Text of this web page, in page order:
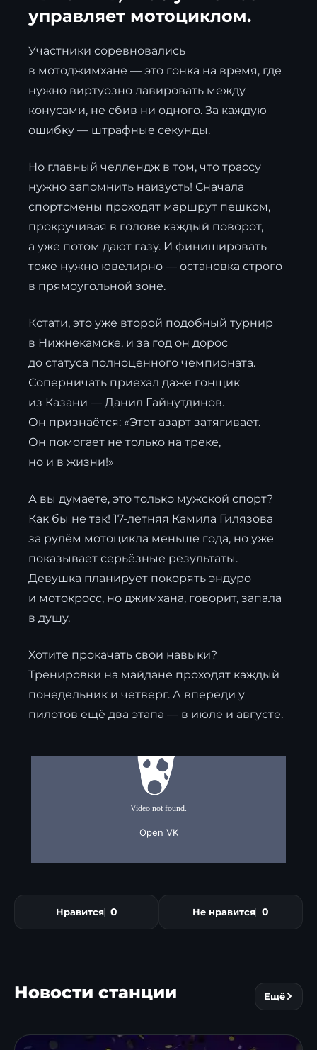
управляет мотоциклом.
Участники соревновались
в мотоджимхане — это гонка на время, где
нужно виртуозно лавировать между
конусами, не сбив ни одного. За каждую
ошибку — штрафные секунды.
Но главный челлендж в том, что трассу
нужно запомнить наизусть! Сначала
спортсмены проходят маршрут пешком,
прокручивая в голове каждый поворот,
а уже потом дают газу. И финишировать
тоже нужно ювелирно — остановка строго
в прямоугольной зоне.
Кстати, это уже второй подобный турнир
в Нижнекамске, и за год он дорос
до статуса полноценного чемпионата.
Соперничать приехал даже гонщик
из Казани — Данил Гайнутдинов.
Он признаётся: «Этот азарт затягивает.
Он помогает не только на треке,
но и в жизни!»
А вы думаете, это только мужской спорт?
Как бы не так! 17-летняя Камила Гилязова
за рулём мотоцикла меньше года, но уже
показывает серьёзные результаты.
Девушка планирует покорять эндуро
и мотокросс, но джимхана, говорит, запала
в душу.
Хотите прокачать свои навыки?
Тренировки на майдане проходят каждый
понедельник и четверг. А впереди у
пилотов ещё два этапа — в июле и августе.
Нравится 0 Не нравится 0
Новости станции Ещё